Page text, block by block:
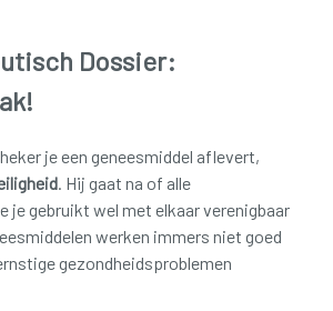
Dossier:
je een geneesmiddel aflevert,
. Hij gaat na of alle
je gebruikt wel met elkaar verenigbaar
werken immers niet goed
gezondheidsproblemen